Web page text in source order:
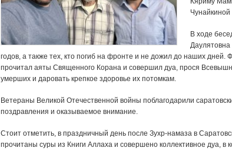
В ходе
годов, а также тех, кто погиб на фронте и не дожил до наших дней.
прочитал аяты Священного Корана и совершил дуа, прося
умерших и даровать крепкое здоровье их потомкам.
Ветераны Великой Отечественной войны поблагодарили
поздравления и оказываемое внимание.
Стоит отметить, в праздничный день после Зухр-намаза в
прочитаны суры из Книги Аллаха и совершено коллективное дуа, в